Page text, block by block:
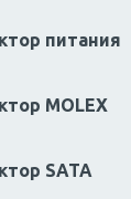
питания
MOLEX
SATA